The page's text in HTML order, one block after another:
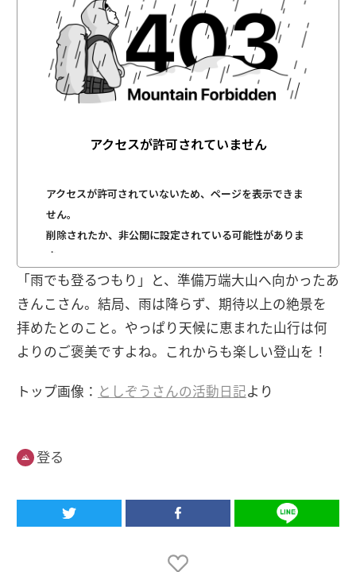
「雨でも登るつもり」と、準備万端大山へ向かったあ
きんこさん。結局、雨は降らず、期待以上の絶景を
拝めたとのこと。やっぱり天候に恵まれた山行は何
よりのご褒美ですよね。これからも楽しい登山を！
トップ画像： としぞうさんの活動日記より
登る